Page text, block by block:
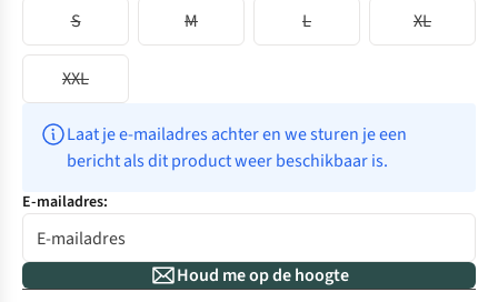
S
M L XL
XXL
Laat je e-mailadres achter en we sturen je een
bericht als dit product weer beschikbaar is.
E-mailadres:
Houd me op de hoogte